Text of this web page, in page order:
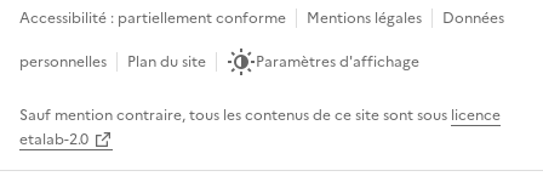
Accessibilité : partiellement conforme Mentions légales
Données
personnelles
Plan du site Paramètres d'affichage
Sauf mention contraire, tous les contenus de ce site sont sous licence
etalab-2.0